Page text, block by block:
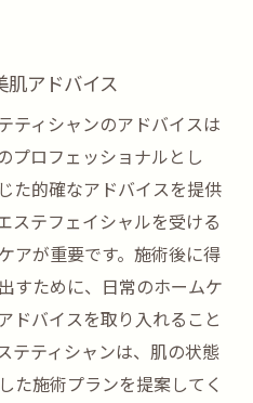
肌アドバイス
ティシャンのアドバイスは
プロフェッショナルとし
た的確なアドバイスを提供
ステフェイシャルを受ける
アが重要です。施術後に得
すために、日常のホームケ
ドバイスを取り入れること
テティシャンは、肌の状態
た施術プランを提案してく